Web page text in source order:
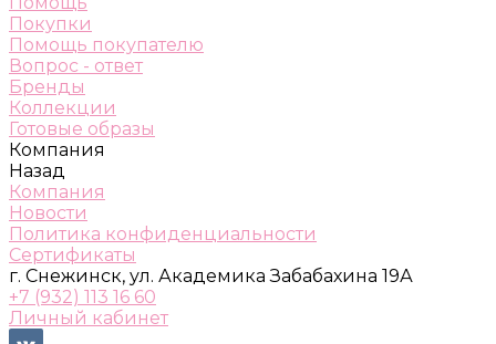
Покупки
Помощь покупателю
Вопрос - ответ
Бренды
Коллекции
Готовые образы
Компания
Назад
Компания
Новости
Политика конфиденциальности
Сертификаты
г. Снежинск, ул. Академика Забабахина 19А
+7 (932) 113 16 60
Личный кабинет